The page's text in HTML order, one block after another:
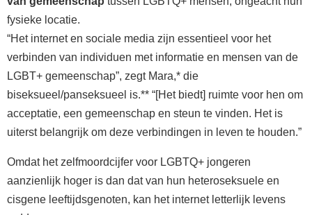
fysieke locatie.
“Het internet en sociale media zijn essentieel voor het
verbinden van individuen met informatie en mensen van de
LGBT+ gemeenschap”, zegt Mara,* die
biseksueel/panseksueel is.** “[Het biedt] ruimte voor hen om
acceptatie, een gemeenschap en steun te vinden. Het is
uiterst belangrijk om deze verbindingen in leven te houden.”
Omdat het zelfmoordcijfer voor LGBTQ+ jongeren
aanzienlijk hoger is dan dat van hun heteroseksuele en
cisgene leeftijdsgenoten, kan het internet letterlijk levens